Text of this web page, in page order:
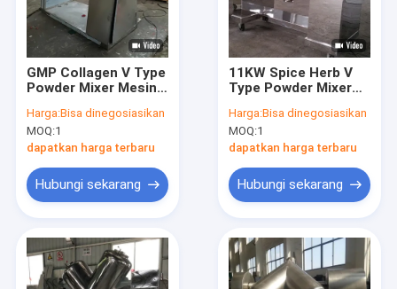
GMP Collagen V Type
Powder Mixer Mesin
Steel 304
Harga:Bisa dinegosiasikan
MOQ:1
dapatkan harga terbaru
Hubungi sekarang
11KW Spice Herb V
Type Powder Mixer
Bubuk Cair Kering
Basah
Harga:Bisa dinegosiasikan
MOQ:1
dapatkan harga terbaru
Hubungi sekarang